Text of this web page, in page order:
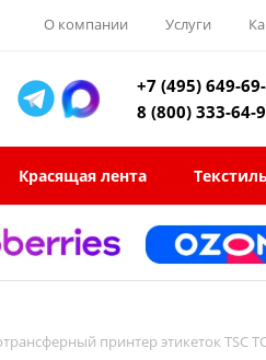
О компании Услуги
+7 (495) 649-
8 (800) 333-64-
Красящая лента
принтер этикеток TSC